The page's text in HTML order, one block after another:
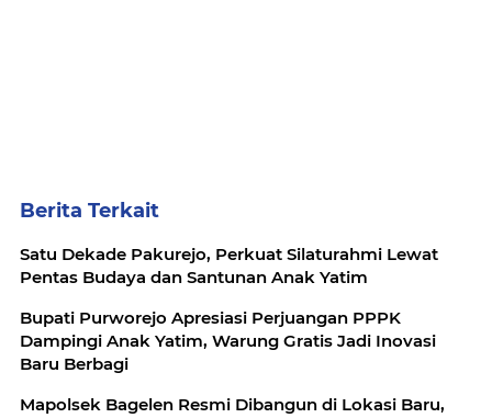
Berita Terkait
Satu Dekade Pakurejo, Perkuat Silaturahmi Lewat
Pentas Budaya dan Santunan Anak Yatim
Bupati Purworejo Apresiasi Perjuangan PPPK
Dampingi Anak Yatim, Warung Gratis Jadi Inovasi
Baru Berbagi
Mapolsek Bagelen Resmi Dibangun di Lokasi Baru,